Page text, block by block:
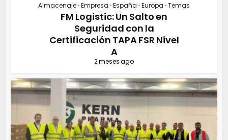
Almacenaje•Empresa •España •Europa •Temas
FM Logistic: Un Salto en
Seguridad con la
Certificación TAPA FSR Nivel
A
2 meses ago